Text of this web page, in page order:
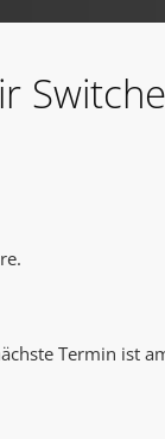
Termin ist